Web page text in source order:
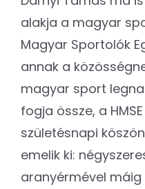
alakja a magyar
Magyar Sportolók
annak a
magyar sport
fogja össze, a
születésnapi
emelik ki:
aranyérmével